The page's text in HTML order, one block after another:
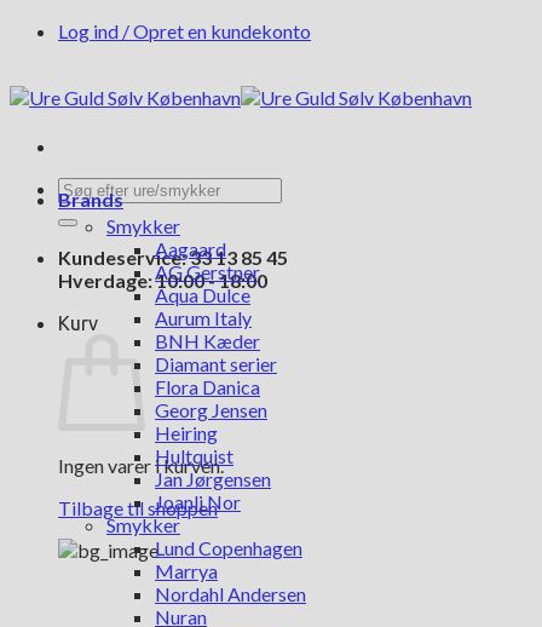
FortsætLog ind / Opret en kundekonto
Søg
efter:
Kundeservice: 33 13 85 45
Hverdage: 10:00 - 18:00
Kurv
Ingen varer i kurven.
Tilbage til shoppen
Brands
Smykker
Aagaard
AG Gerstner
Aqua Dulce
Aurum Italy
BNH Kæder
Diamant serier
Flora Danica
Georg Jensen
Heiring
Hultquist
Jan Jørgensen
Joanli Nor
Smykker
Lund Copenhagen
Marrya
Nordahl Andersen
Nuran